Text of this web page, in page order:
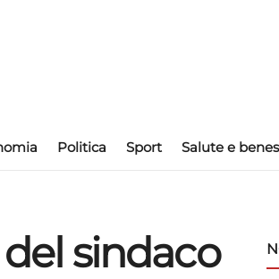
Politica Sport Salute e
sindaco